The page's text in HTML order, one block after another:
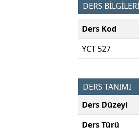
DERS BİLGİLERİ
Ders Kod
YCT 527
DERS TANIMI
Ders Düzeyi
Ders Türü